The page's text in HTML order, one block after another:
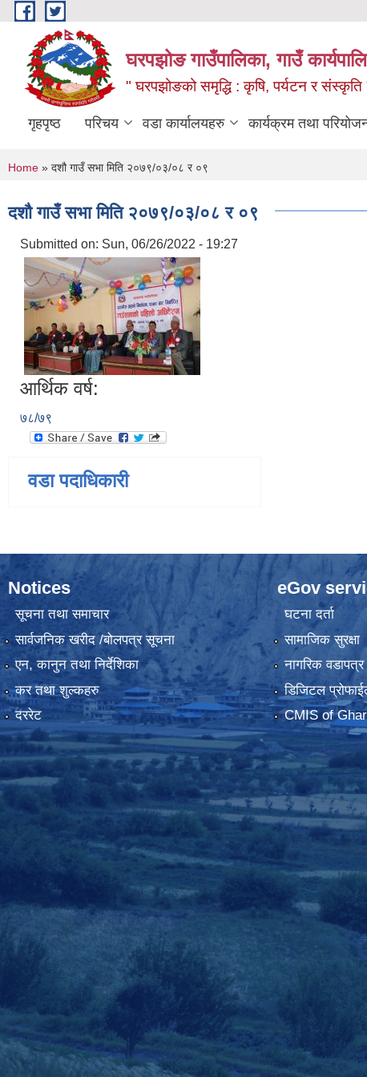
Skip to main content
घरपझोङ गाउँपालिका, गाउँ
" घरपझोङको समृद्धि : कृषि, पर्यटन र संस्कृति
गृहपृष्ठ परिचय वडा कार्यालयहरु कार्यक्रम तथा
You are here
Home » दशौ गाउँ सभा मिति २०७९/०३/०८ र ०९
दशौ गाउँ सभा मिति २०७९/०३/०८ र ०९
Submitted on: Sun, 06/26/2022 - 19:27
आर्थिक वर्ष:
७८/७९
वडा पदाधिकारी
Notices
सूचना तथा समाचार
सार्वजनिक खरीद /बोलपत्र सूचना
एन, कानुन तथा निर्देशिका
कर तथा शुल्कहरु
दररेट
eGov
घटना दर्ता
सामाजिक सुरक्षा
नागरिक वडापत्र
डिजिटल
CMIS of